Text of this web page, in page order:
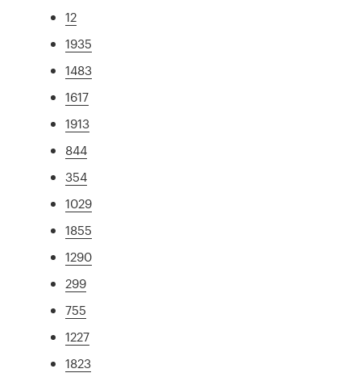
12
1935
1483
1617
1913
844
354
1029
1855
1290
299
755
1227
1823